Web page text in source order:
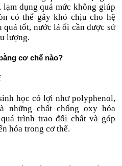
dụng quá mức không giúp
có thể gây khó chịu cho hệ
tốt, nước lá ổi cần được sử
lượng.
cơ chế nào?
học có lợi như polyphenol,
những chất chống oxy hóa
trình trao đổi chất và góp
hóa trong cơ thể.